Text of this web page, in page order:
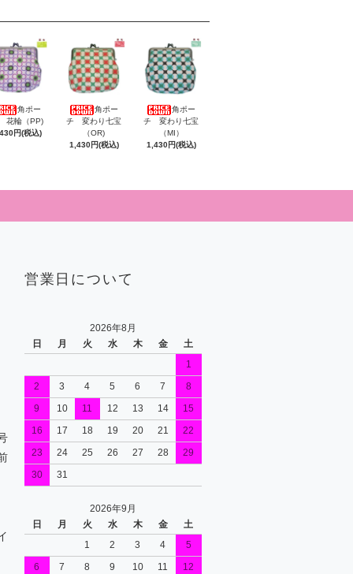
角ポー
花輪（PP)
円(税込)
角ポー
チ 変わり七宝
（OR)
1,430円(税込)
角ポー
チ 変わり七宝
（MI）
1,430円(税込)
営業日について
2026年8月
日
月 火 水 木 金
土
1
2
3 4 5 6 7
8
9
10 11 12 13 14
15
16
17 18 19 20 21
22
23
24 25 26 27 28
29
30
31
2026年9月
日
月 火 水 木 金
土
1
2 3 4
5
6
7 8 9 10 11
12